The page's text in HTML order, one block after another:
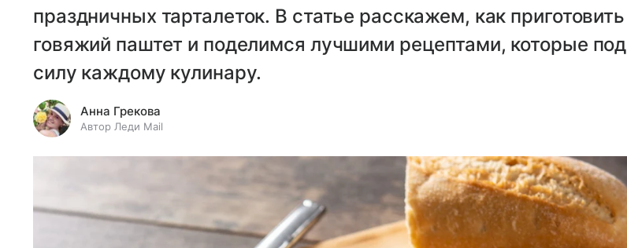
праздничных тарталеток. В статье расскажем, как приготовить
говяжий паштет и поделимся лучшими рецептами, которые под
силу каждому кулинару.
Анна Грекова
Автор Леди Mail